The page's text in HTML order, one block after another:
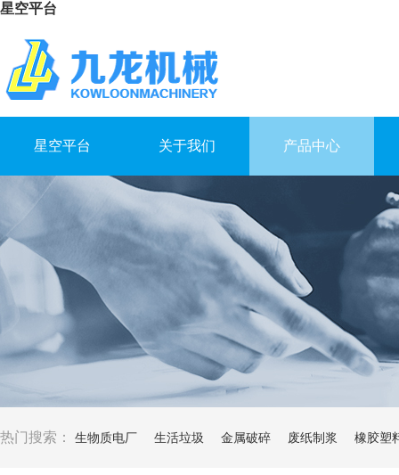
星空平台
星空平台 关于我们 产品中心
热门搜索： 生物质电厂 生活垃圾 金属破碎 废纸制浆 橡胶塑